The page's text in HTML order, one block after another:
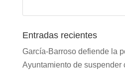
Entradas recientes
García-Barroso defiende la
Ayuntamiento de suspender